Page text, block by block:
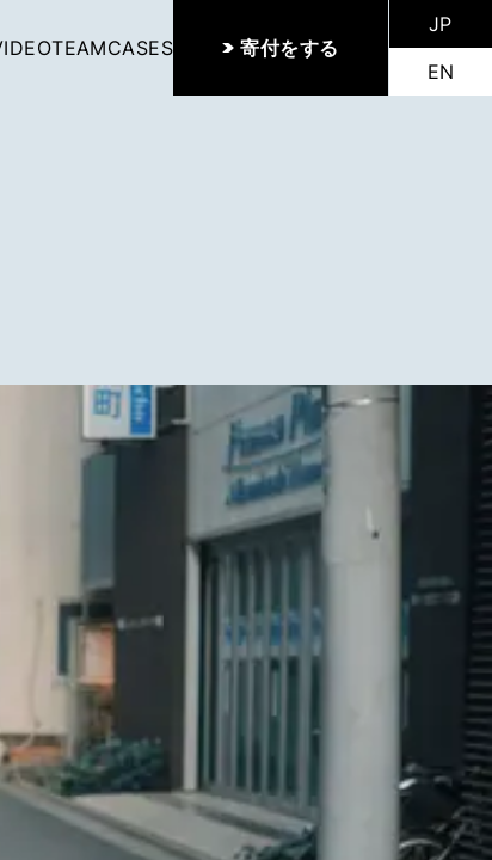
TEAMCASES 寄付をする
JP
EN